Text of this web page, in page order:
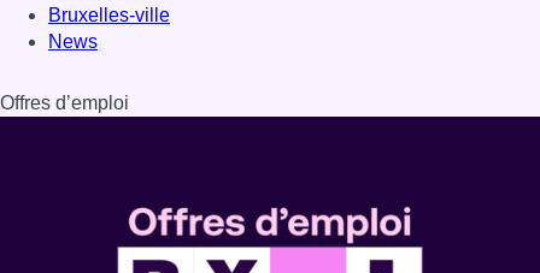
Bruxelles-ville
News
Offres d’emploi